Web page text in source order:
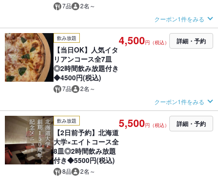
7品 2名～
クーポン1件をみる
飲み放題
【当日OK】人気イタ
リアンコース全7皿
◎2時間飲み放題付き
◆4500円(税込)
7品 2名～
4,500円（税込） 詳細・予約
クーポン1件をみる
飲み放題
【2日前予約】北海道
大学×エイトコース全
8皿◎2時間飲み放題
付き◆5500円(税込)
8品 2名～
5,500円（税込） 詳細・予約